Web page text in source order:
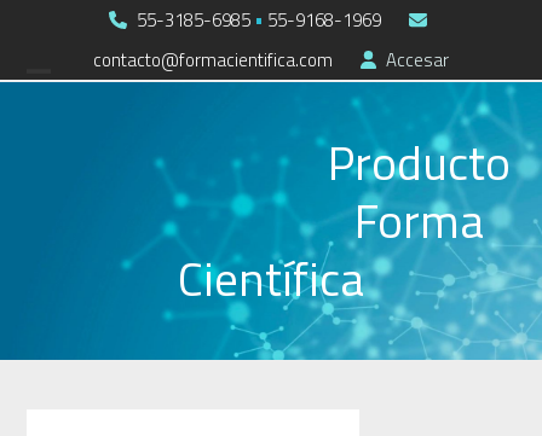
55-3185-6985 • 55-9168-1969
contacto@formacientifica.com
Accesar
Producto
Forma
Científica